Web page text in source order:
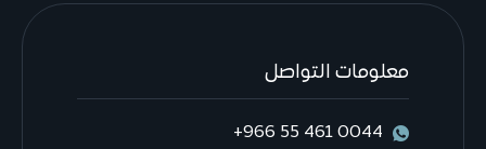
معلومات التواصل
0044 461 55 966+